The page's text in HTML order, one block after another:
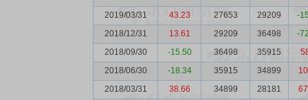
2019/03/31
43.23 27653 29209
-
2018/12/31
13.61 29209 36498
-
2018/09/30
-15.50 36498 35915
2018/06/30
-18.34 35915 34899
2018/03/31
38.66 34899 28181